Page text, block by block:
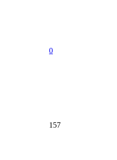
0
157